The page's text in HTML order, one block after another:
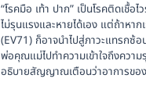
“โรคมือ เท้า ปาก” เป็นโรคติดเชื้อ
ไม่รุนแรงและหายได้เอง แต่ถ้าห
(EV71) ก็อาจนำไปสู่ภาวะแทรกซ้
พ่อคุณแม่ไปทำความเข้าใจถึงควา
อธิบายสัญญาณเตือนว่าอาการขอ